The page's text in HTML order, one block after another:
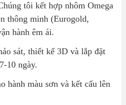
tôi kết hợp nhôm Omega
thông minh (Eurogold,
hành êm ái.
sát, thiết kế 3D và lắp đặt
10 ngày.
hành màu sơn và kết cấu lên